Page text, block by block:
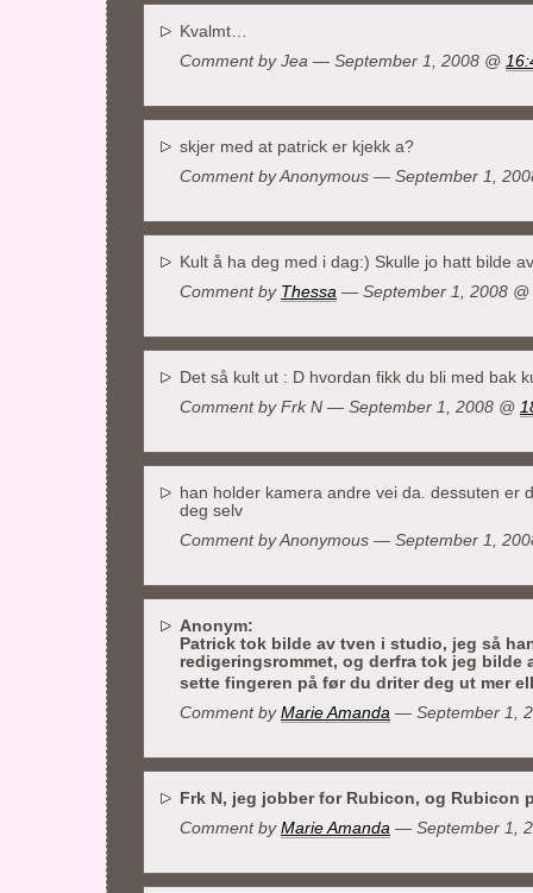
Kvalmt…
Comment by Jea — September 1, 2008 @
skjer med at patrick er kjekk a?
Comment by Anonymous — September 1,
Kult å ha deg med i dag:) Skulle jo hatt bilde
Comment by Thessa — September 1, 2008 @
Det så kult ut : D hvordan fikk du bli med bak
Comment by Frk N — September 1, 2008 @
han holder kamera andre vei da. dessuten er
deg selv
Comment by Anonymous — September 1,
Anonym:
Patrick tok bilde av tven i studio, jeg så
redigeringsrommet, og derfra tok jeg bilde
sette fingeren på før du driter deg ut mer
Comment by Marie Amanda — September 1,
Frk N, jeg jobber for Rubicon, og Rubicon
Comment by Marie Amanda — September 1,